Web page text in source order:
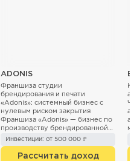
ADONIS
Франшиза студии
брендирования и печати
«Adonis»: системный бизнес с
нулевым риском закрытия
Франшиза «Adonis» — бизнес по
производству брендированной
продукции (печать...
Инвестиции: от 500 000 ₽
Рассчитать доход